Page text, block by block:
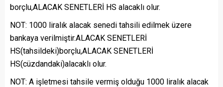
borçlu,ALACAK SENETLERİ HS alacaklı olur.
NOT: 1000 liralık alacak senedi tahsili edilmek üzere
bankaya verilmiştir.ALACAK SENETLERİ
HS(tahsildeki)borçlu,ALACAK SENETLERİ
HS(cüzdandaki)alacaklı olur.
NOT: A işletmesi tahsile vermiş olduğu 1000 liralık alacak